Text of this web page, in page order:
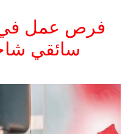
فرص عمل في
سائقي